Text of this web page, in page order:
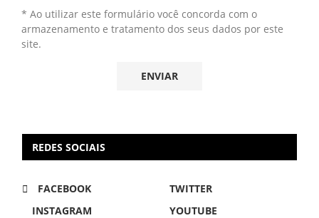
* Ao utilizar este formulário você concorda com o
armazenamento e tratamento dos seus dados por este
site.
REDES SOCIAIS
FACEBOOK
TWITTER
INSTAGRAM
YOUTUBE